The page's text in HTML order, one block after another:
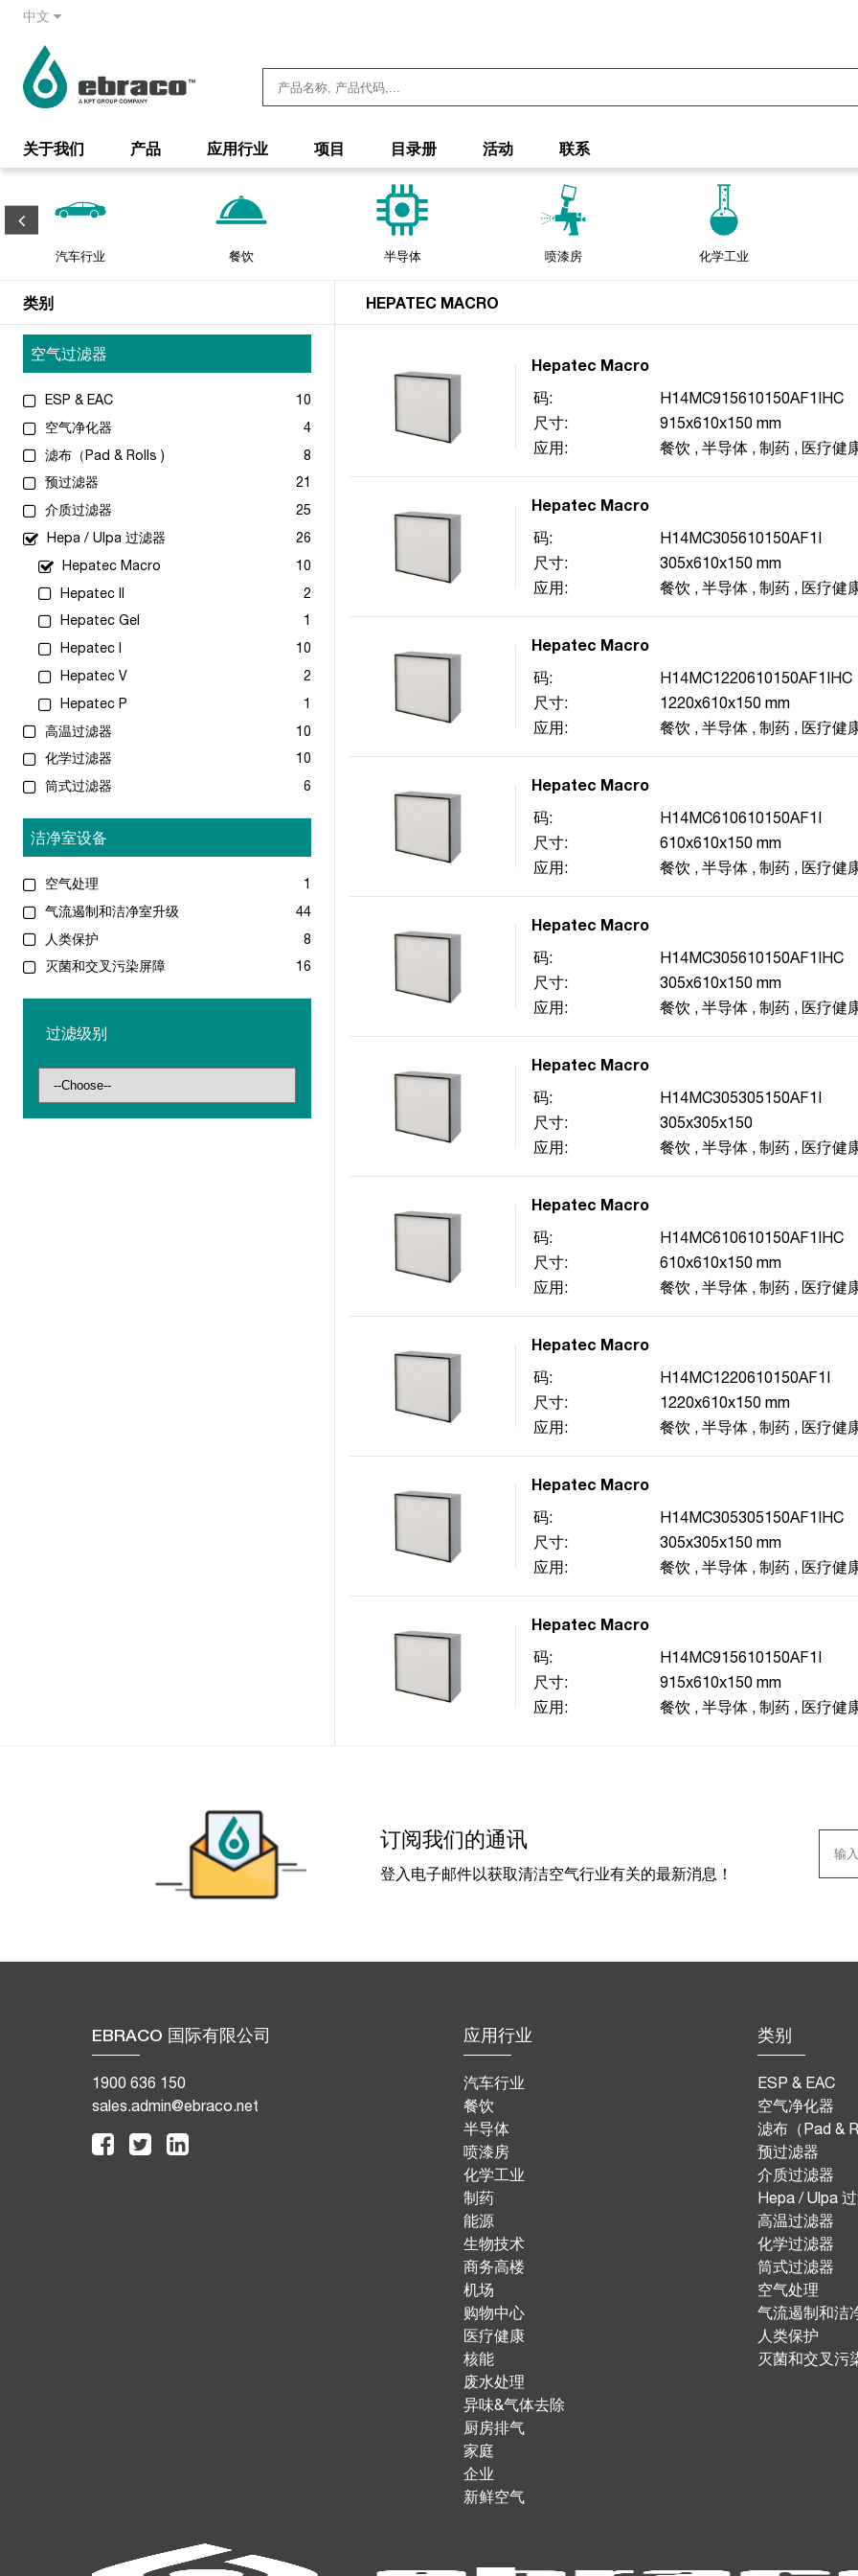
中文
关于我们 产品 应用行业 项目 目录册 活动 联系
汽车行业 餐饮 半导体 喷漆房 化学工业
类别 HEPATEC MACRO
空气过滤器
ESP & EAC
10
空气净化器
4
滤布（Pad & Rolls )
8
预过滤器
21
介质过滤器
25
Hepa / Ulpa 过滤器
26
Hepatec Macro
10
Hepatec II
2
Hepatec Gel
1
Hepatec I
10
Hepatec V
2
Hepatec P
1
高温过滤器
10
化学过滤器
10
筒式过滤器
6
洁净室设备
空气处理
1
气流遏制和洁净室升级
44
人类保护
8
灭菌和交叉污染屏障
16
过滤级别
Hepatec Macro
码:
H14MC915610150AF1IHC
尺寸:
915x610x150 mm
应用:
餐饮 , 半导体 , 制药 , 医疗健
Hepatec Macro
码:
H14MC305610150AF1I
尺寸:
305x610x150 mm
应用:
餐饮 , 半导体 , 制药 , 医疗健
Hepatec Macro
码:
H14MC1220610150AF1IHC
尺寸:
1220x610x150 mm
应用:
餐饮 , 半导体 , 制药 , 医疗健
Hepatec Macro
码:
H14MC610610150AF1I
尺寸:
610x610x150 mm
应用:
餐饮 , 半导体 , 制药 , 医疗健
Hepatec Macro
码:
H14MC305610150AF1IHC
尺寸:
305x610x150 mm
应用:
餐饮 , 半导体 , 制药 , 医疗健
Hepatec Macro
码:
H14MC305305150AF1I
尺寸:
305x305x150
应用:
餐饮 , 半导体 , 制药 , 医疗健
Hepatec Macro
码:
H14MC610610150AF1IHC
尺寸:
610x610x150 mm
应用:
餐饮 , 半导体 , 制药 , 医疗健
Hepatec Macro
码:
H14MC1220610150AF1I
尺寸:
1220x610x150 mm
应用:
餐饮 , 半导体 , 制药 , 医疗健
Hepatec Macro
码:
H14MC305305150AF1IHC
尺寸:
305x305x150 mm
应用:
餐饮 , 半导体 , 制药 , 医疗健
Hepatec Macro
码:
H14MC915610150AF1I
尺寸:
915x610x150 mm
应用:
餐饮 , 半导体 , 制药 , 医疗健
订阅我们的通讯
登入电子邮件以获取清洁空气行业有关的最新消息！
EBRACO 国际有限公司
1900 636 150
sales.admin@ebraco.net
应用行业
汽车行业
餐饮
半导体
喷漆房
化学工业
制药
能源
生物技术
商务高楼
机场
购物中心
医疗健康
核能
废水处理
异味&气体去除
厨房排气
家庭
企业
新鲜空气
类别
ESP & EAC
空气净化器
滤布（Pad &
预过滤器
介质过滤器
Hepa / Ulpa
高温过滤器
化学过滤器
筒式过滤器
空气处理
气流遏制和洁
人类保护
灭菌和交叉污